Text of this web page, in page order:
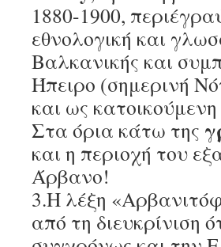
1880-1900,
εθνολογική και
Βαλκανικής και
Ήπειρο (σημερινή
και ως
Στα όρια κάτω της
και η περιοχή του
Άρβανο!
3.Η λέξη
από τη διευκρίνιση